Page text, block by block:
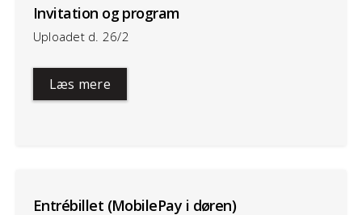
Invitation og program
Uploadet d. 26/2
Læs mere
Entrébillet (MobilePay i døren)